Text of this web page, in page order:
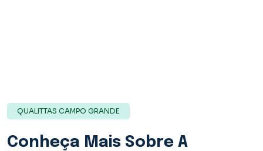
QUALITTAS CAMPO GRANDE
Conheça Mais Sobre A